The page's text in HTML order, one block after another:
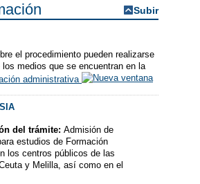
Subir
el procedimiento pueden realizarse
los medios que se encuentran en la
administrativa
del trámite:Admisión de
estudios de Formación
los centros públicos de las
y Melilla, así como en el